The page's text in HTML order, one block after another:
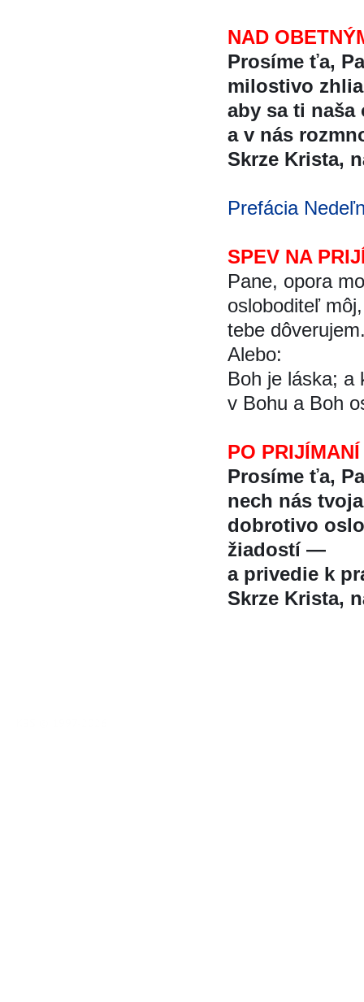
NAD
Prosíme ťa,
milostivo
aby sa ti
a v nás
Skrze Krista,
Prefácia
SPEV NA
Pane, opora
osloboditeľ
tebe
Alebo:
Boh je láska; a
v Bohu a Boh
PO PRIJÍMANÍ
Prosíme ťa,
nech nás
dobrotivo
žiadostí —
a privedie k
Skrze Krista,